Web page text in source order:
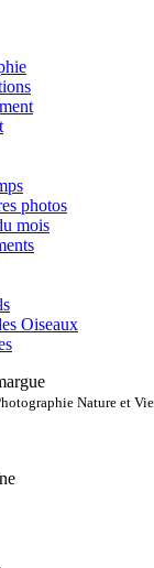
photos
mois
Oiseaux
Nature et